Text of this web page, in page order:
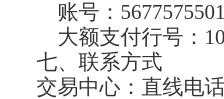
账号：
大额支付行号：
七、联系方式
交易中心：直线电